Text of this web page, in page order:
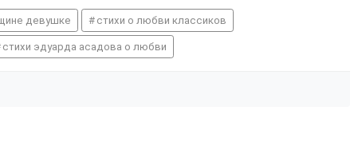
девушке стихи о любви классиков
стихи эдуарда асадова о любви